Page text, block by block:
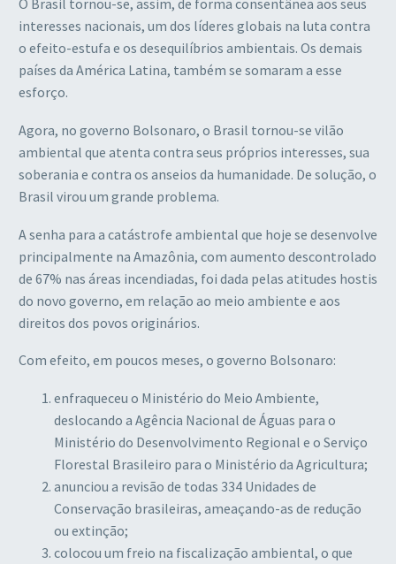
O Brasil tornou-se, assim, de forma consentânea aos seus
interesses nacionais, um dos líderes globais na luta contra
o efeito-estufa e os desequilíbrios ambientais. Os demais
países da América Latina, também se somaram a esse
esforço.
Agora, no governo Bolsonaro, o Brasil tornou-se vilão
ambiental que atenta contra seus próprios interesses, sua
soberania e contra os anseios da humanidade. De solução, o
Brasil virou um grande problema.
A senha para a catástrofe ambiental que hoje se desenvolve
principalmente na Amazônia, com aumento descontrolado
de 67% nas áreas incendiadas, foi dada pelas atitudes hostis
do novo governo, em relação ao meio ambiente e aos
direitos dos povos originários.
Com efeito, em poucos meses, o governo Bolsonaro:
enfraqueceu o Ministério do Meio Ambiente,
deslocando a Agência Nacional de Águas para o
Ministério do Desenvolvimento Regional e o Serviço
Florestal Brasileiro para o Ministério da Agricultura;
anunciou a revisão de todas 334 Unidades de
Conservação brasileiras, ameaçando-as de redução
ou extinção;
colocou um freio na fiscalização ambiental, o que